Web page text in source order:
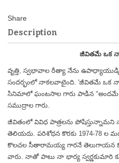
Description
జీవితమే ఒక
వృత్తి, స్వభావాల రీత్యా నేను
సందర్భంలో నాకలవాటైంది. 'జీవితమే ఒక
సినిమాలో ఘంటసాల గారు పాడిన "అందమే
సముద్రాల గారు.
జీవితంలో వివిధ పాత్రలను పోషిస్తున్నామని
తెలియదు. పరిశోధన కొరకు 1974-78
కొలచల సీతారామయ్య గారనే తెలుగాయన ఓ
వారు. నాతో పాటు నా భార్య స్వర్ణకుమారి